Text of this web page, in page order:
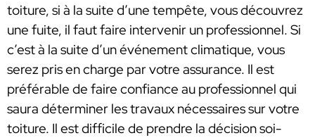
toiture, si à la suite d’une tempête, vous découvrez
une fuite, il faut faire intervenir un professionnel. Si
c’est à la suite d’un événement climatique, vous
serez pris en charge par votre assurance. Il est
préférable de faire confiance au professionnel qui
saura déterminer les travaux nécessaires sur votre
toiture. Il est difficile de prendre la décision soi-